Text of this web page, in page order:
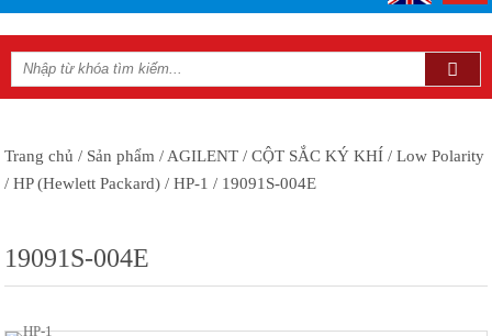
Trang chủ / Sản phẩm / AGILENT / CỘT SẮC KÝ KHÍ / Low Polarity
/ HP (Hewlett Packard) / HP-1 / 19091S-004E
19091S-004E